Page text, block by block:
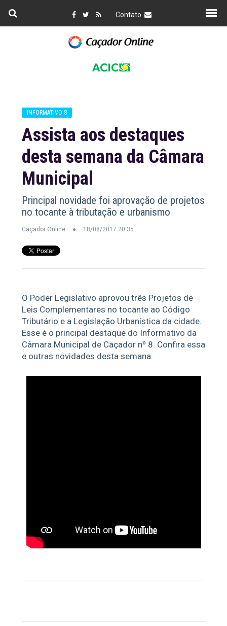
Contato
INFORMATIVO 8
Assista aos destaques
desta semana da Câmara
Municipal
Principal novidade foi aprovação de projetos
no tocante à tributação e urbanismo
Caçador Online 18/08/2017 20:35
O Poder Legislativo aprovou três Projetos de
Leis Complementares no tocante ao Código
Tributário e a Legislação Urbanística da cidade.
Esse é o principal destaque do Informativo da
Câmara Municipal de Caçador nº 8. Confira essa
e outras novidades desta semana: